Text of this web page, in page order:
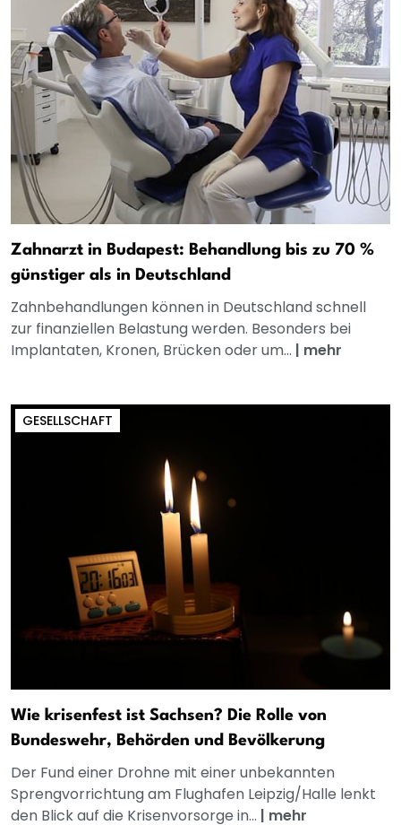
Zahnarzt in Budapest: Behandlung bis zu 70 %
günstiger als in Deutschland
Zahnbehandlungen können in Deutschland schnell
zur finanziellen Belastung werden. Besonders bei
Implantaten, Kronen, Brücken oder um... | mehr
GESELLSCHAFT
Wie krisenfest ist Sachsen? Die Rolle von
Bundeswehr, Behörden und Bevölkerung
Der Fund einer Drohne mit einer unbekannten
Sprengvorrichtung am Flughafen Leipzig/Halle lenkt
den Blick auf die Krisenvorsorge in... | mehr